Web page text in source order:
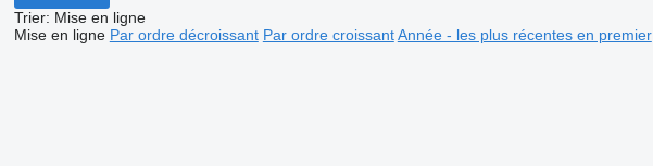
Trier: Mise en ligne
Mise en ligne Par ordre décroissant Par ordre croissant Année - les plus récentes en premier